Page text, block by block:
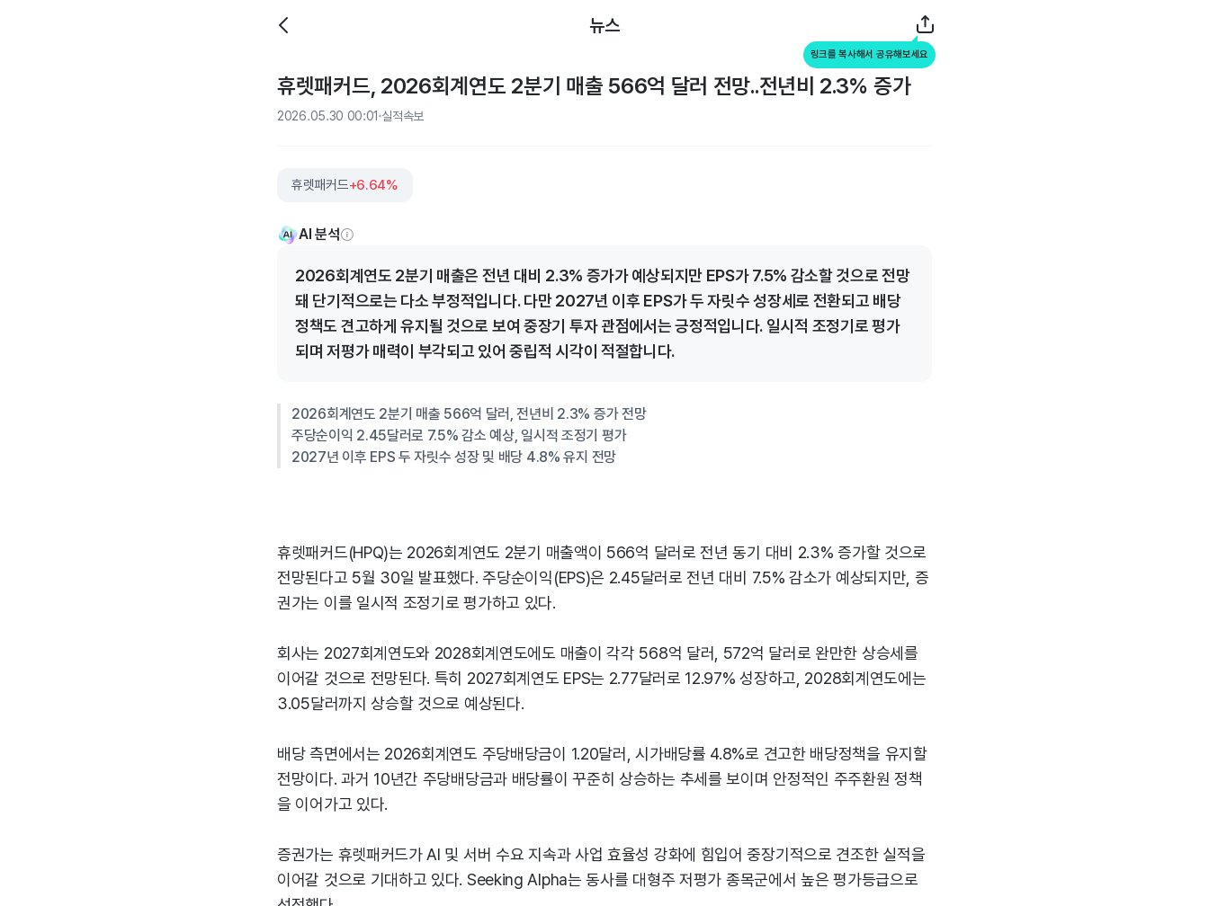
뉴스
링크를 복사해서 공유해보세요
휴렛패커드, 2026회계연도 2분기 매출 566억 달러 전망..전년비 2.3% 증가
2026.05.30 00:01 실적속보
휴렛패커드+6.64%
AI 분석
2026회계연도 2분기 매출은 전년 대비 2.3% 증가가 예상되지만 EPS가 7.5% 감소할 것으로 전망
돼 단기적으로는 다소 부정적입니다. 다만 2027년 이후 EPS가 두 자릿수 성장세로 전환되고 배당
정책도 견고하게 유지될 것으로 보여 중장기 투자 관점에서는 긍정적입니다. 일시적 조정기로 평가
되며 저평가 매력이 부각되고 있어 중립적 시각이 적절합니다.
2026회계연도 2분기 매출 566억 달러, 전년비 2.3% 증가 전망
주당순이익 2.45달러로 7.5% 감소 예상, 일시적 조정기 평가
2027년 이후 EPS 두 자릿수 성장 및 배당 4.8% 유지 전망
휴렛패커드(HPQ)는 2026회계연도 2분기 매출액이 566억 달러로 전년 동기 대비 2.3% 증가할 것으로
전망된다고 5월 30일 발표했다. 주당순이익(EPS)은 2.45달러로 전년 대비 7.5% 감소가 예상되지만, 증
권가는 이를 일시적 조정기로 평가하고 있다.
회사는 2027회계연도와 2028회계연도에도 매출이 각각 568억 달러, 572억 달러로 완만한 상승세를
이어갈 것으로 전망된다. 특히 2027회계연도 EPS는 2.77달러로 12.97% 성장하고, 2028회계연도에는
3.05달러까지 상승할 것으로 예상된다.
배당 측면에서는 2026회계연도 주당배당금이 1.20달러, 시가배당률 4.8%로 견고한 배당정책을 유지할
전망이다. 과거 10년간 주당배당금과 배당률이 꾸준히 상승하는 추세를 보이며 안정적인 주주환원 정책
을 이어가고 있다.
증권가는 휴렛패커드가 AI 및 서버 수요 지속과 사업 효율성 강화에 힘입어 중장기적으로 견조한 실적을
이어갈 것으로 기대하고 있다. Seeking Alpha는 동사를 대형주 저평가 종목군에서 높은 평가등급으로